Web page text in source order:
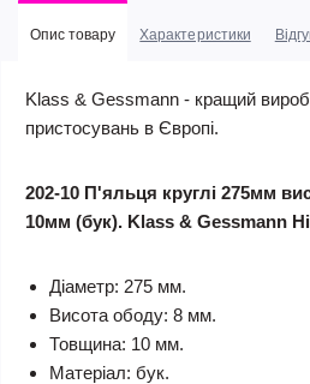
Опис товару Характеристики
Klass & Gessmann - кращий
пристосувань в Європі.
202-10 П'яльця круглі 275мм
10мм (бук). Klass & Gessmann
Діаметр: 275 мм.
Висота ободу: 8 мм.
Товщина: 10 мм.
Матеріал: бук.